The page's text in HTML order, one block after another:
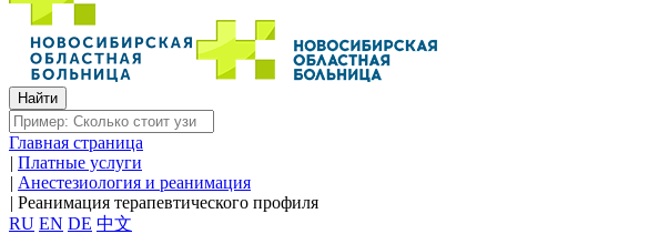
Главная страница
| Платные услуги
| Анестезиология и реанимация
| Реанимация терапевтического профиля
RU EN DE 中文